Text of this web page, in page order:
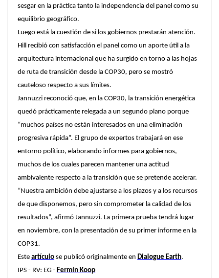
sesgar en la práctica tanto la independencia del panel como su
equilibrio geográfico.
Luego está la cuestión de si los gobiernos prestarán atención.
Hill recibió con satisfacción el panel como un aporte útil a la
arquitectura internacional que ha surgido en torno a las hojas
de ruta de transición desde la COP30, pero se mostró
cauteloso respecto a sus límites.
Jannuzzi reconoció que, en la COP30, la transición energética
quedó prácticamente relegada a un segundo plano porque
“muchos países no están interesados en una eliminación
progresiva rápida”. El grupo de expertos trabajará en ese
entorno político, elaborando informes para gobiernos,
muchos de los cuales parecen mantener una actitud
ambivalente respecto a la transición que se pretende acelerar.
“Nuestra ambición debe ajustarse a los plazos y a los recursos
de que disponemos, pero sin comprometer la calidad de los
resultados”, afirmó Jannuzzi. La primera prueba tendrá lugar
en noviembre, con la presentación de su primer informe en la
COP31.
Este artículo se publicó originalmente en Dialogue Earth.
IPS - RV: EG - Fermín Koop